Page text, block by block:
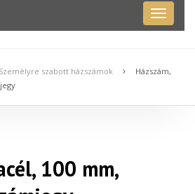
Metal
Dekor
Személyre szabott házszámok
Házszám,
100 mm,